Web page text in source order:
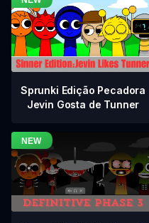
Sprunki Edição Pecadora
Jevin Gosta de Tunner